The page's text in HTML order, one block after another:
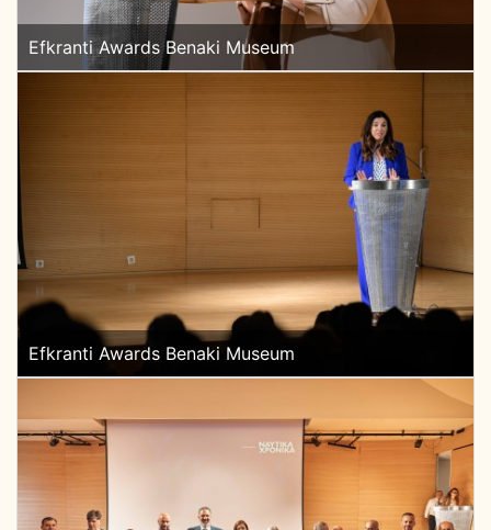
Efkranti Awards Benaki Museum
Efkranti Awards Benaki Museum